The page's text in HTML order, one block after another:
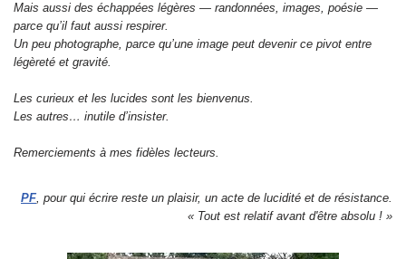
Mais aussi des échappées légères — randonnées, images, poésie —
parce qu’il faut aussi respirer.
Un peu photographe, parce qu’une image peut devenir ce pivot entre
légèreté et gravité.
Les curieux et les lucides sont les bienvenus.
Les autres… inutile d’insister.
Remerciements à mes fidèles lecteurs.
PF, pour qui écrire reste un plaisir, un acte de lucidité et de résistance.
« Tout est relatif avant d'être absolu ! »